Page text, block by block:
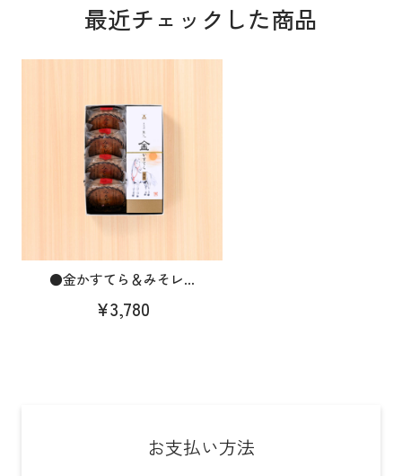
最近チェックした商品
●金かすてら＆みそレ...
¥3,780
お支払い方法